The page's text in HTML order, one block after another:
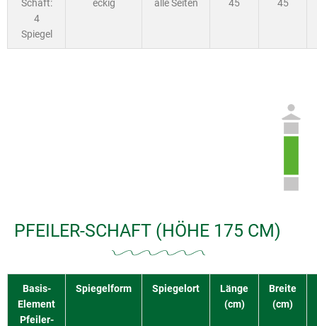
Schaft:
4
Spiegel
eckig alle Seiten 45 45
PFEILER-SCHAFT (HÖHE 175 CM)
Basis-
Element
Pfeiler-
Spiegelform Spiegelort
Länge
(cm)
Breite
(cm)